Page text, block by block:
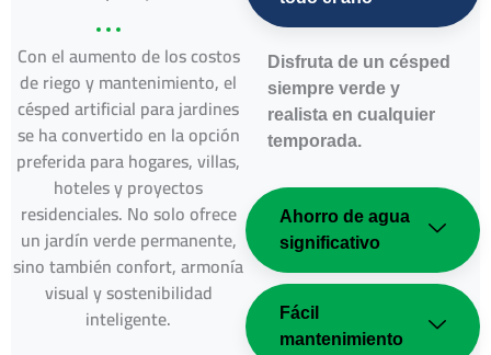
Con el aumento de los costos
de riego y mantenimiento, el
césped artificial para jardines
se ha convertido en la opción
preferida para hogares, villas,
hoteles y proyectos
residenciales. No solo ofrece
un jardín verde permanente,
sino también confort, armonía
visual y sostenibilidad
inteligente.
Disfruta de un césped
siempre verde y
realista en cualquier
temporada.
Ahorro de agua
significativo
Fácil
mantenimiento